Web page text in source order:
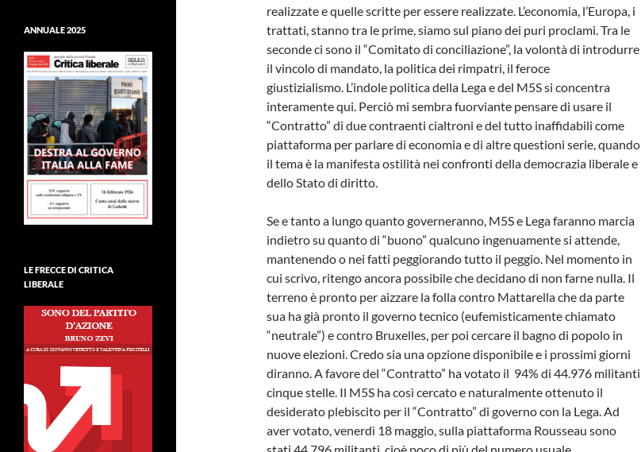
realizzate e quelle scritte per essere realizzate. L’economia, l’Europa, i
trattati, stanno tra le prime, siamo sul piano dei puri proclami. Tra le
seconde ci sono il “Comitato di conciliazione”, la volontà di introdurre
il vincolo di mandato, la politica dei rimpatri, il feroce
giustizialismo. L’indole politica della Lega e del M5S si concentra
interamente qui. Perciò mi sembra fuorviante pensare di usare il
“Contratto” di due contraenti cialtroni e del tutto inaffidabili come
piattaforma per parlare di economia e di altre questioni serie, quando
il tema è la manifesta ostilità nei confronti della democrazia liberale e
dello Stato di diritto.
Se e tanto a lungo quanto governeranno, M5S e Lega faranno marcia
indietro su quanto di “buono” qualcuno ingenuamente si attende,
mantenendo o nei fatti peggiorando tutto il peggio. Nel momento in
cui scrivo, ritengo ancora possibile che decidano di non farne nulla. Il
terreno è pronto per aizzare la folla contro Mattarella che da parte
sua ha già pronto il governo tecnico (eufemisticamente chiamato
“neutrale”) e contro Bruxelles, per poi cercare il bagno di popolo in
nuove elezioni. Credo sia una opzione disponibile e i prossimi giorni
diranno. A favore del “Contratto” ha votato il 94% di 44.976 militanti
cinque stelle. Il M5S ha così cercato e naturalmente ottenuto il
desiderato plebiscito per il “Contratto” di governo con la Lega. Ad
aver votato, venerdì 18 maggio, sulla piattaforma Rousseau sono
ANNUALE 2025
LE FRECCE DI CRITICA
LIBERALE